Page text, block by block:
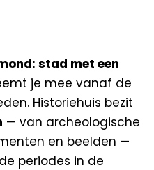
stad met een
je mee vanaf de
Historiehuis bezit
— van archeologische
en beelden —
periodes in de